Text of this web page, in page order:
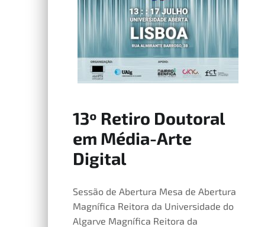
13º Retiro Doutoral
em Média-Arte
Digital
Sessão de Abertura Mesa de Abertura
Magnífica Reitora da Universidade do
Algarve Magnífica Reitora da
16 de Maio, 2026